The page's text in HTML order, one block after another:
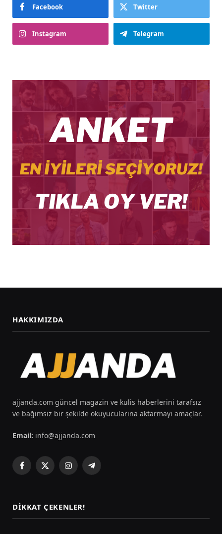
Facebook Twitter
Instagram Telegram
HAKKIMIZDA
ajjanda.com güncel magazin ve kulis haberlerini tarafsız
ve bağımsız bir şekilde okuyucularına aktarmayı amaçlar.
Email: info@ajjanda.com
Facebook
X
InstagramTelegram
DIKKAT ÇEKENLER!